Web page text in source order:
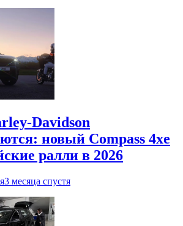
Davidson
новый Compass 4xe
ралли в 2026
3 месяца спустя